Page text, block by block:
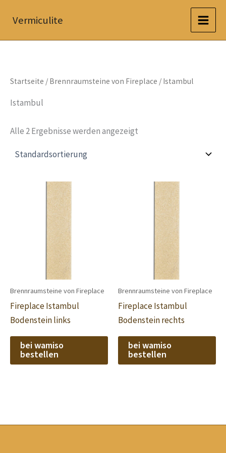
InhaltVermiculite
Startseite / Brennraumsteine von Fireplace / Istambul
Istambul
Alle 2 Ergebnisse werden angezeigt
Brennraumsteine von Fireplace
Fireplace Istambul
Bodenstein links
bei wamiso
bestellen
Brennraumsteine von Fireplace
Fireplace Istambul
Bodenstein rechts
bei wamiso
bestellen